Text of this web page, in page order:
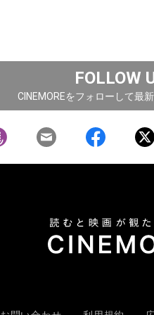
FOLLOW
CINEMOREをフォローして最